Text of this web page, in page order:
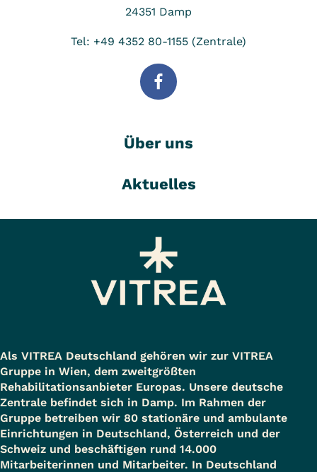
Die VITREA Klinik Rabenstein ist
eine Rehabilitationsklinik für
(Gastroenterologie, Kardiologie,
Stoffwechselerkrankungen,
Nephrologie und Onkologie). Sie
und teilstationäre Leistungen sowie
ambulante Rehabilitationen. Die
Klinik Rabenstein liegt im
idyllischen Nidda-Bad Salzhausen.
bewahrt und lädt zum Wohlfühlen
und Erholen ein. Die Klinik
beschäftigt etwa 170 Mitarbeiter, die
interdisziplinär eng
zusammenarbeiten.
24351 Damp
Tel: +49 4352 80-1155 (Zentrale)
Über uns
Aktuelles
Als VITREA Deutschland gehören wir zur VITREA
Gruppe in Wien, dem zweitgrößten
Rehabilitationsanbieter Europas. Unsere deutsche
Zentrale befindet sich in Damp. Im Rahmen der
Gruppe betreiben wir 80 stationäre und ambulante
Einrichtungen in Deutschland, Österreich und der
Schweiz und beschäftigen rund 14.000
Mitarbeiterinnen und Mitarbeiter. In Deutschland